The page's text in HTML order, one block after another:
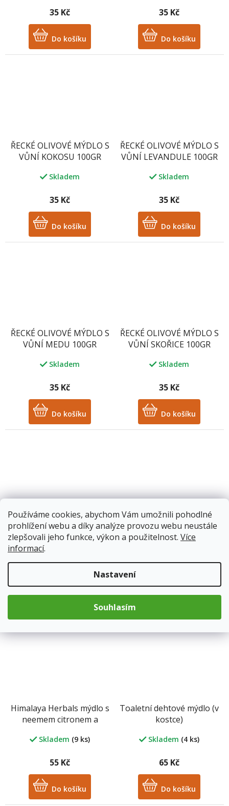
Používáme cookies, abychom Vám umožnili pohodlné
prohlížení webu a díky analýze provozu webu neustále
zlepšovali jeho funkce, výkon a použitelnost. Více
informací.
Nastavení
Souhlasím
35 Kč
Do košíku
35 Kč
Do košíku
ŘECKÉ OLIVOVÉ MÝDLO S
VŮNÍ KOKOSU 100GR
Skladem
35 Kč
Do košíku
ŘECKÉ OLIVOVÉ MÝDLO S
VŮNÍ LEVANDULE 100GR
Skladem
35 Kč
Do košíku
ŘECKÉ OLIVOVÉ MÝDLO S
VŮNÍ MEDU 100GR
Skladem
35 Kč
Do košíku
ŘECKÉ OLIVOVÉ MÝDLO S
VŮNÍ SKOŘICE 100GR
Skladem
35 Kč
Do košíku
ŘECKÉ OLIVOVÉ MÝDLO S
VŮNÍ ŠALVĚJE 100GR
ŘECKÉ OLIVOVÉ MÝDLO S
VŮNÍ VANILKY 100GR
Himalaya Herbals mýdlo s
neemem citronem a
Skladem (9 ks)
55 Kč
Do košíku
Toaletní dehtové mýdlo (v
kostce)
Skladem (4 ks)
65 Kč
Do košíku